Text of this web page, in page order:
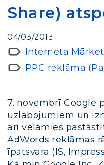
Share)
04/03/2013
Interneta
PPC reklāma
7. novembrī Google
uzlabojumiem un
arī vēlāmies
AdWords reklāmas
īpatsvara (IS,